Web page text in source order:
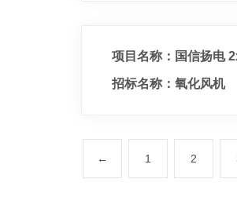
项目名称：国信扬电
招标名称：氧化风机
← 1 2